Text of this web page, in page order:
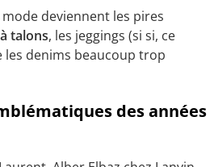
deviennent les pires
talons, les jeggings (si si, ce
denims beaucoup trop
des années